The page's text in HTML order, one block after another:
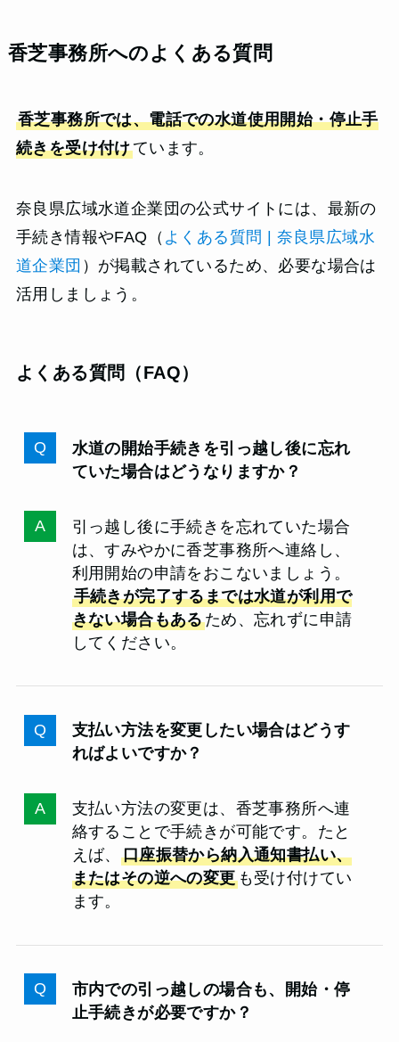
香芝事務所へのよくある質問
香芝事務所では、電話での水道使用開始・停止手
続きを受け付けています。
奈良県広域水道企業団の公式サイトには、最新の
手続き情報やFAQ（ よくある質問 | 奈良県広域水
道企業団 ）が掲載されているため、必要な場合は
活用しましょう。
よくある質問（FAQ）
水道の開始手続きを引っ越し後に忘れ
ていた場合はどうなりますか？
引っ越し後に手続きを忘れていた場合
は、すみやかに香芝事務所へ連絡し、
利用開始の申請をおこないましょう。
手続きが完了するまでは水道が利用で
きない場合もあるため、忘れずに申請
してください。
支払い方法を変更したい場合はどうす
ればよいですか？
支払い方法の変更は、香芝事務所へ連
絡することで手続きが可能です。たと
えば、 口座振替から納入通知書払い、
またはその逆への変更も受け付けてい
ます。
市内での引っ越しの場合も、開始・停
止手続きが必要ですか？